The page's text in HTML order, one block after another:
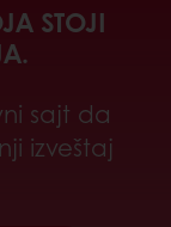
STOJI
sajt da
izveštaj